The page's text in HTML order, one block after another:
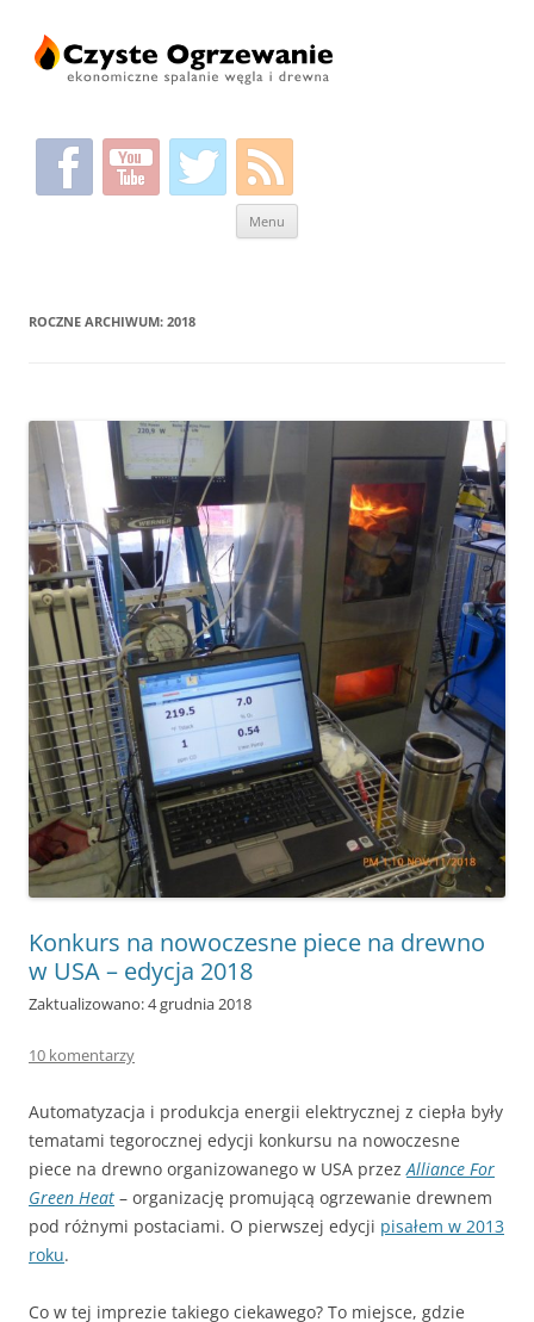
Menu
ROCZNE ARCHIWUM: 2018
Konkurs na nowoczesne piece na drewno
w USA – edycja 2018
Zaktualizowano: 4 grudnia 2018
10 komentarzy
Automatyzacja i produkcja energii elektrycznej z ciepła były
tematami tegorocznej edycji konkursu na nowoczesne
piece na drewno organizowanego w USA przezAlliance For
Green Heat – organizację promującą ogrzewanie drewnem
pod różnymi postaciami. O pierwszej edycji pisałem w 2013
roku.
Co w tej imprezie takiego ciekawego? To miejsce, gdzie